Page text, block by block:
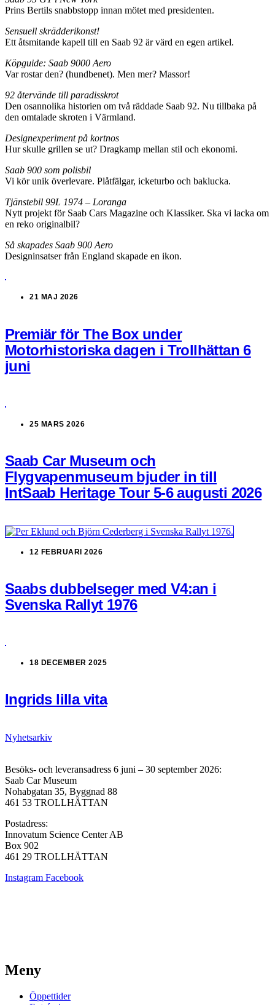
Prins Bertils snabbstopp innan mötet med presidenten.
Sensuell skrädderikonst!
Ett åtsmitande kapell till en Saab 92 är värd en egen artikel.
Köpguide: Saab 9000 Aero
Var rostar den? (hundbenet). Men mer? Massor!
92 återvände till paradisskrot
Den osannolika historien om två räddade Saab 92. Nu tillbaka på
den omtalade skroten i Värmland.
Designexperiment på kortnos
Hur skulle grillen se ut? Dragkamp mellan stil och ekonomi.
Saab 900 som polisbil
Vi kör unik överlevare. Plåtfälgar, icketurbo och baklucka.
Tjänstebil 99L 1974 – Loranga
Nytt projekt för Saab Cars Magazine och Klassiker. Ska vi lacka om
en reko originalbil?
Så skapades Saab 900 Aero
Designinsatser från England skapade en ikon.
21 MAJ 2026
Premiär för The Box under
Motorhistoriska dagen i Trollhättan 6
juni
25 MARS 2026
Saab Car Museum och
Flygvapenmuseum bjuder in till
IntSaab Heritage Tour 5-6 augusti 2026
12 FEBRUARI 2026
Saabs dubbelseger med V4:an i
Svenska Rallyt 1976
18 DECEMBER 2025
Ingrids lilla vita
Nyhetsarkiv
Besöks- och leveransadress 6 juni – 30 september 2026:
Saab Car Museum
Nohabgatan 35, Byggnad 88
461 53 TROLLHÄTTAN
Postadress:
Innovatum Science Center AB
Box 902
461 29 TROLLHÄTTAN
Instagram Facebook
Meny
Öppettider